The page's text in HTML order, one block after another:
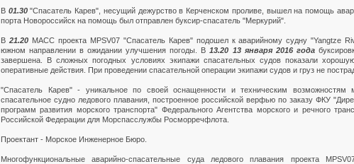
В 01.30"Спасатель Карев", несущий дежурство в Керченском проливе, вышел на помощь
порта Новороссийск на помощь был отправлен буксир-спасатель "Меркурий".
В 21.20МАСС проекта MPSV07 "Спасатель Карев" подошел к аварийному судну "Yangtze
южном направлении в ожидании улучшения погоды. В13.20 13 января 2016 года
завершена. В сложных погодных условиях экипажи спасательных судов показали
оперативные действия. При проведении спасательной операции экипажи судов и груз не
"Спасатель Карев" - уникальное по своей оснащенности и техническим возможностям
спасательное судно ледового плавания, построенное российской верфью по заказу ФКУ
программ развития морского транспорта" Федерального Агентства морского и речного
Российской Федерации для Морспасслужбы Росморречфлота.
Проектант - Морское Инженерное Бюро.
Многофункциональные аварийно-спасательные суда ледового плавания проекта